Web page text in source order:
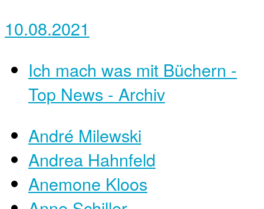
10.08.2021
Ich mach was mit Büchern -
Top News - Archiv
André Milewski
Andrea Hahnfeld
Anemone Kloos